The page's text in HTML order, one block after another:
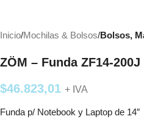
Inicio Mochilas & Bolsos Bolsos,
ZÖM – Funda ZF14-200J
$46.823,01 + IVA
Funda p/ Notebook y Laptop de 14″